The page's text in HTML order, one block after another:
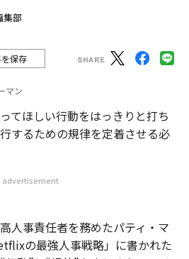
集部
保存
マン
てほしい行動をはっきりと打ち
するための規律を定着させる必
advertisement
人事責任者を務めたパティ・マ
の最強人事戦略」に書かれた